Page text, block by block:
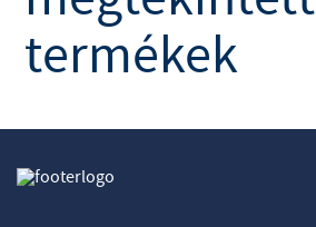
termékek